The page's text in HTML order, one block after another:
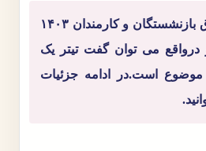
اخیرا بحث افزایش حقوق بازنشستگان و کارمندان ۱۴۰۳
می توان گفت تیتر یک
موضوع است.در ادامه جزئیات